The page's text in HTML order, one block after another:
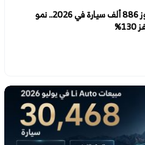
مبيعات مجموعة جي إيه سي تتجاوز 886 ألف سيارة في 2026.. نمو